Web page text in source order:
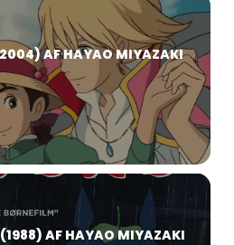
AF HAYAO MIYAZAKI
AF HAYAO MIYAZAKI